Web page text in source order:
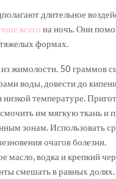
длительное
всего на ночь. Они
формах.
жимолости. 50 граммов
воды, довести до
температуре.
им мягкую ткань и
зонам. Использовать
очагов болезни.
масло, водка и крепкий
смешать в равных